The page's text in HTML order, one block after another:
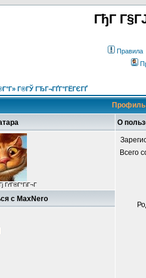
ГђГ
Правила
Г®ГЎ ГЂГ¬ГҐГ°ГЁГЄГҐ
Профиль
О
ГґГ®Г°ГіГ¬Г
Всего
с MaxNero